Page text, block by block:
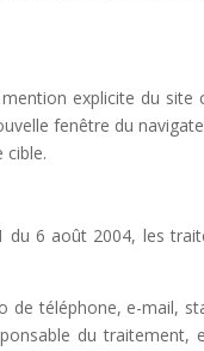
explicite du site
fenêtre du
cible.
6 août 2004, les
téléphone, e-mail,
du traitement,